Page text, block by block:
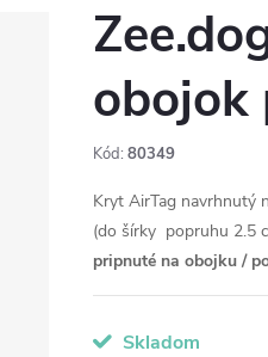
obojok
Kód: 80349
Kryt AirTag navrhnutý
(do šírky popruhu 2.5
pripnuté na obojku /
Skladom